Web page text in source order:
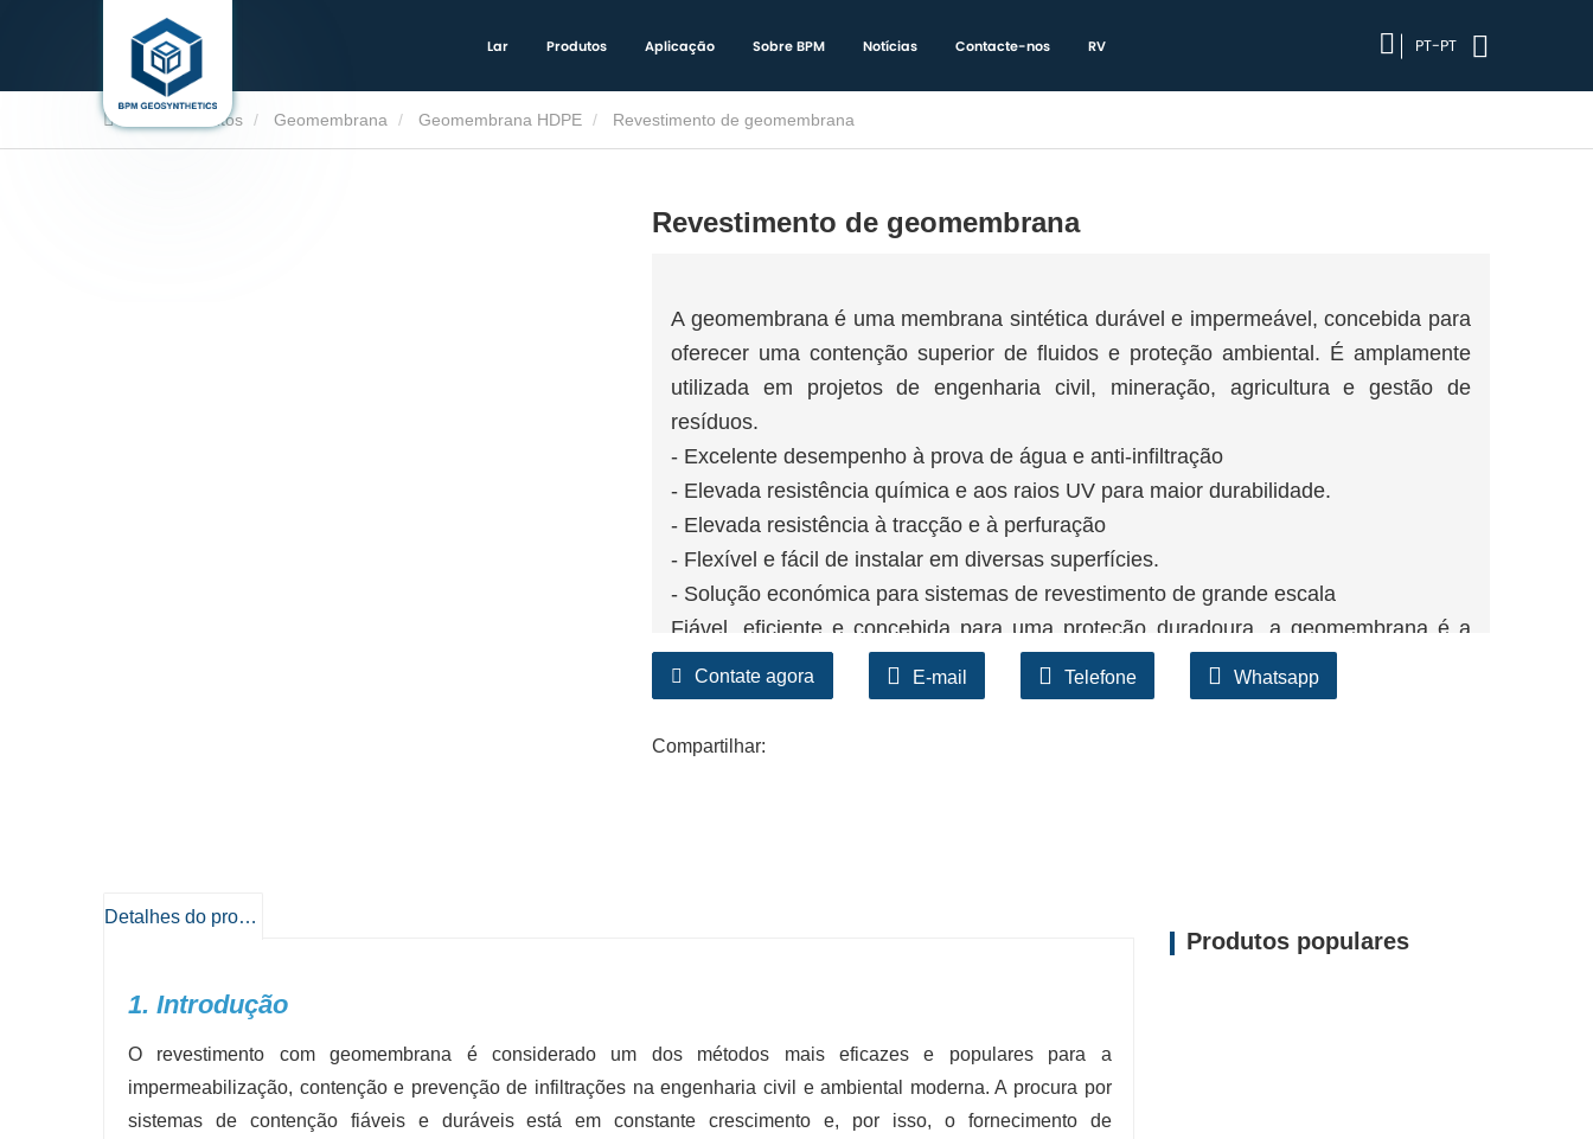
Lar Produtos Aplicação Sobre BPM Notícias Contacte-nos RV PT-PT
Produtos Geomembrana Geomembrana HDPE Revestimento de geomembrana
Revestimento de geomembrana
A geomembrana é uma membrana sintética durável e impermeável, concebida para
oferecer uma contenção superior de fluidos e proteção ambiental. É amplamente
utilizada em projetos de engenharia civil, mineração, agricultura e gestão de
resíduos.
- Excelente desempenho à prova de água e anti-infiltração
- Elevada resistência química e aos raios UV para maior durabilidade.
- Elevada resistência à tracção e à perfuração
- Flexível e fácil de instalar em diversas superfícies.
- Solução económica para sistemas de revestimento de grande escala
Fiável, eficiente e concebida para uma proteção duradoura, a geomembrana é a
escolha ideal para projetos de contenção modernos.
Contate agora E-mail Telefone Whatsapp
Compartilhar:
Detalhes do produto
1. Introdução
O revestimento com geomembrana é considerado um dos métodos mais eficazes e populares para a
impermeabilização, contenção e prevenção de infiltrações na engenharia civil e ambiental moderna. A procura por
sistemas de contenção fiáveis ​​e duráveis ​​está em constante crescimento e, por isso, o fornecimento de
Produtos populares